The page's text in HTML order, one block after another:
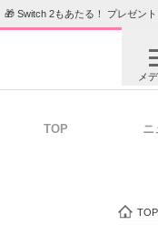
🎁 Switch 2もあたる！ プレゼン
メ
TOP ニ
TOP